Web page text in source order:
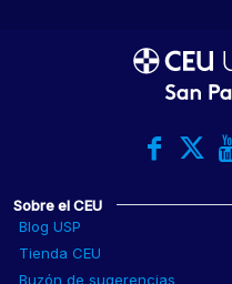
Sobre el CEU
Blog USP
Tienda CEU
Buzón de sugerencias